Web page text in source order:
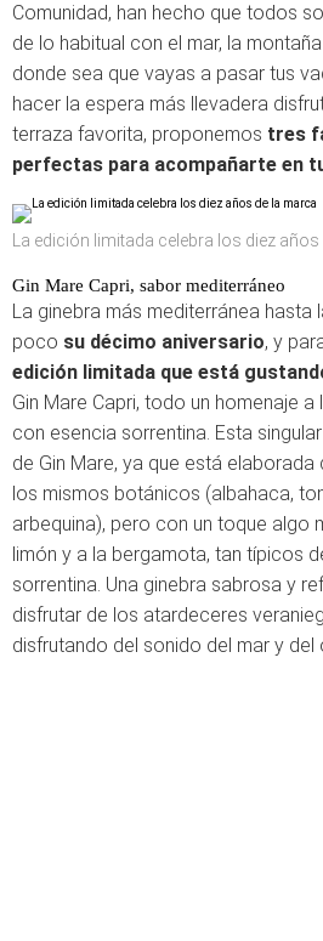
Comunidad, han hecho que todos
de lo habitual con el mar, la
donde sea que vayas a pasar tus
hacer la espera más llevadera
terraza favorita, proponemos tres
perfectas para acompañarte en
La edición limitada celebra los diez
Gin Mare Capri, sabor mediterráneo
La ginebra más mediterránea hasta
poco su décimo aniversario, y
edición limitada que está
Gin Mare Capri, todo un homenaje
con esencia sorrentina. Esta
de Gin Mare, ya que está
los mismos botánicos (albahaca,
arbequina), pero con un toque algo
limón y a la bergamota, tan típicos
sorrentina. Una ginebra sabrosa y
disfrutar de los atardeceres
disfrutando del sonido del mar y del